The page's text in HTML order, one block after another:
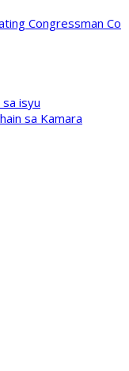
Congressman Co
isyu
sa Kamara